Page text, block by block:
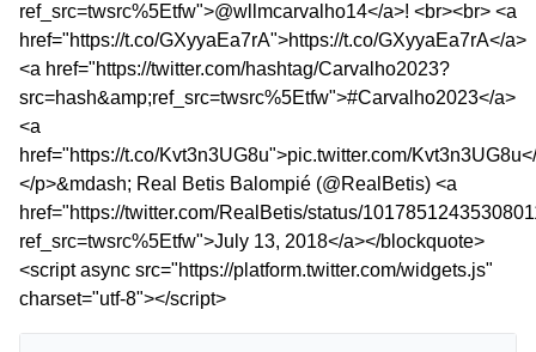
ref_src=twsrc%5Etfw">@wllmcarvalho14</a>! <br><br> <a
href="https://t.co/GXyyaEa7rA">https://t.co/GXyyaEa7rA</a>
<a href="https://twitter.com/hashtag/Carvalho2023?
src=hash&amp;ref_src=twsrc%5Etfw">#Carvalho2023</a>
<a
href="https://t.co/Kvt3n3UG8u">pic.twitter.com/
</p>&mdash; Real Betis Balompié (@RealBetis) <a
href="https://twitter.com/RealBetis/status/
ref_src=twsrc%5Etfw">July 13, 2018</a></blockquote>
<script async src="https://platform.twitter.com/widgets.js"
charset="utf-8"></script>